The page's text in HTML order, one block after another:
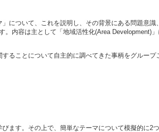
について、これを説明し、その背景にある問題意
内容は主として「地域活性化(Area Development)」
ることについて自主的に調べてきた事柄をグルー
ます。その上で、簡単なテーマについて模擬的に